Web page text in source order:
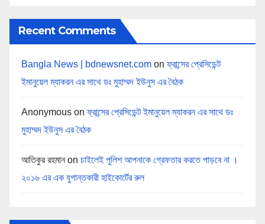
Recent Comments
Bangla News | bdnewsnet.com onফ্রান্সের প্রেসিডেন্ট
ইমানুয়েল ম্যাকরন এর সাথে ডঃ মুহাম্মদ ইউনুস এর বৈঠক
Anonymous onফ্রান্সের প্রেসিডেন্ট ইমানুয়েল ম্যাকরন এর সাথে ডঃ
মুহাম্মদ ইউনুস এর বৈঠক
আতিকুর রহমান on চাইলেই পুলিশ আপনাকে গ্রেফতার করতে পাড়বে না ।
২০১৬ এর এক যুগান্তকারী হাইকোর্টের রুল